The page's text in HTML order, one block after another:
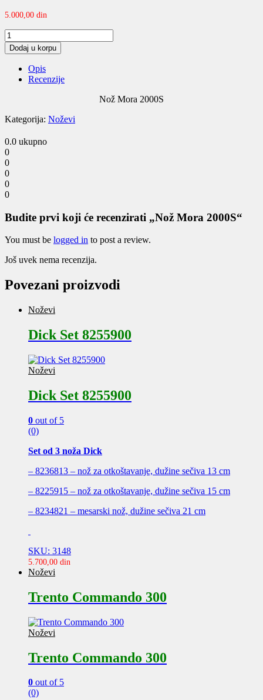
5.000,00 din
Nož
Mora
2000S
quantity
Dodaj u korpu
Opis
Recenzije
Nož Mora 2000S
Kategorija: Noževi
0.0 ukupno
0
0
0
0
0
Budite prvi koji će recenzirati „Nož Mora 2000S“
You must be logged in to post a review.
Još uvek nema recenzija.
Povezani proizvodi
Noževi
Dick Set 8255900
Noževi
Dick Set 8255900
0 out of 5
(0)
Set od 3 noža Dick
– 8236813 – nož za otkoštavanje, dužine sečiva 13 cm
– 8225915 – nož za otkoštavanje, dužine sečiva 15 cm
– 8234821 – mesarski nož, dužine sečiva 21 cm
SKU: 3148
5.700,00 din
Noževi
Trento Commando 300
Noževi
Trento Commando 300
0 out of 5
(0)